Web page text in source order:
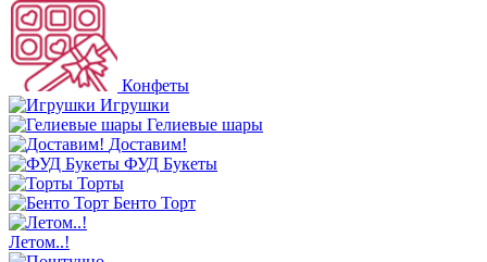
Конфеты
Игрушки
Гелиевые шары
Доставим!
ФУД Букеты
Торты
Бенто Торт
Летом..!